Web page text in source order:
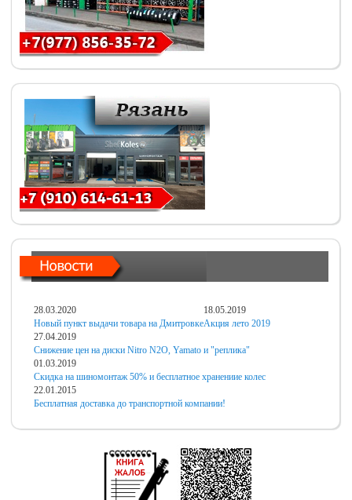
28.03.2020
Новый пункт выдачи товара на Дмитровке
18.05.2019
Акция лето 2019
27.04.2019
Снижение цен на диски Nitro N2O, Yamato и "реплика"
01.03.2019
Скидка на шиномонтаж 50% и бесплатное хранениие колес
22.01.2015
Бесплатная доставка до транспортной компании!